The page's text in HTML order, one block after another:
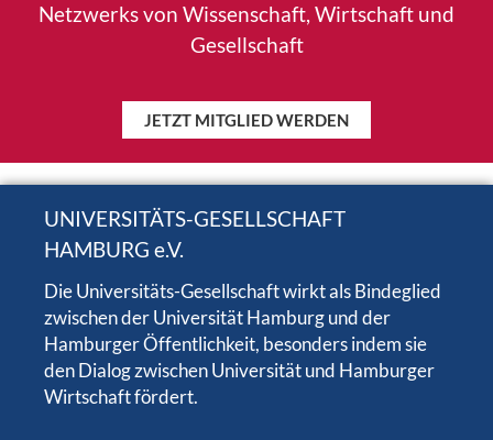
Netzwerks von Wissenschaft, Wirtschaft und
Gesellschaft
JETZT MITGLIED WERDEN
UNIVERSITÄTS-GESELLSCHAFT
HAMBURG e.V.
Die Universitäts-Gesellschaft wirkt als Bindeglied
zwischen der Universität Hamburg und der
Hamburger Öffentlichkeit, besonders indem sie
den Dialog zwischen Universität und Hamburger
Wirtschaft fördert.